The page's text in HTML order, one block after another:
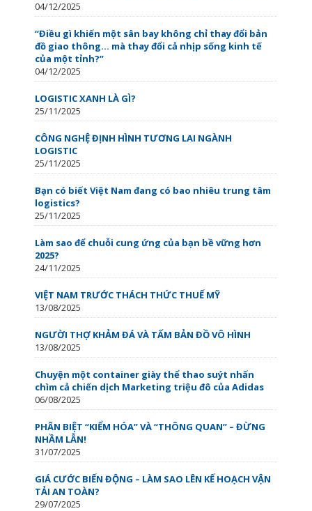
04/12/2025
“Điều gì khiến một sân bay không chỉ thay đổi bản
đồ giao thông… mà thay đổi cả nhịp sống kinh tế
của một tỉnh?”
04/12/2025
LOGISTIC XANH LÀ GÌ?
25/11/2025
CÔNG NGHỆ ĐỊNH HÌNH TƯƠNG LAI NGÀNH
LOGISTIC
25/11/2025
Bạn có biết Việt Nam đang có bao nhiêu trung tâm
logistics?
25/11/2025
Làm sao để chuỗi cung ứng của bạn bề vững hơn
2025?
24/11/2025
VIỆT NAM TRƯỚC THÁCH THỨC THUẾ MỸ
13/08/2025
NGƯỜI THỢ KHẢM ĐÁ VÀ TẤM BẢN ĐỒ VÔ HÌNH
13/08/2025
Chuyện một container giày thể thao suýt nhấn
chìm cả chiến dịch Marketing triệu đô của Adidas
06/08/2025
PHÂN BIỆT “KIỂM HÓA” VÀ “THÔNG QUAN” – ĐỪNG
NHẦM LẪN!
31/07/2025
GIÁ CƯỚC BIẾN ĐỘNG – LÀM SAO LÊN KẾ HOẠCH VẬN
TẢI AN TOÀN?
29/07/2025